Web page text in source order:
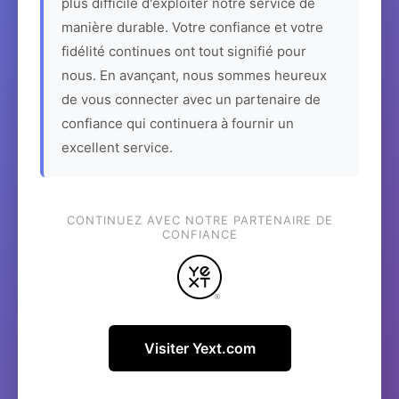
manière durable. Votre confiance et votre
fidélité continues ont tout signifié pour
nous. En avançant, nous sommes heureux
de vous connecter avec un partenaire de
confiance qui continuera à fournir un
excellent service.
CONTINUEZ AVEC NOTRE PARTENAIRE DE
CONFIANCE
Visiter Yext.com